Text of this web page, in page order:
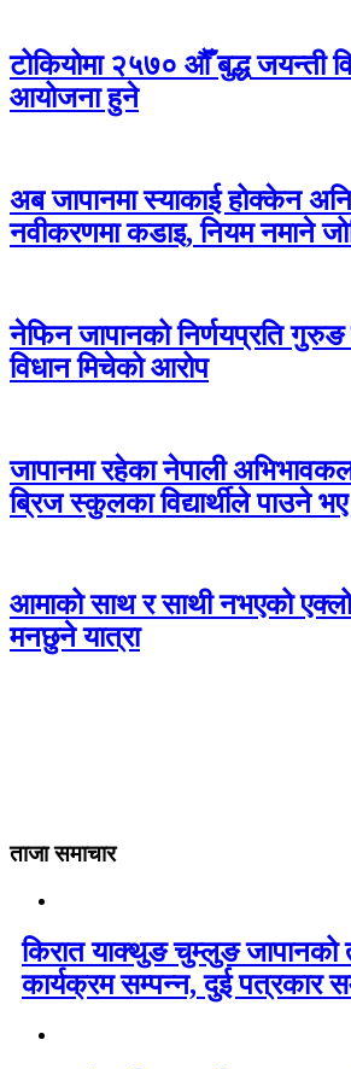
टोकियोमा २५७० औँ बुद्ध जयन्ती
आयोजना हुने
अब जापानमा स्याकाई होक्केन
नवीकरणमा कडाइ, नियम नमाने
नेफिन जापानको निर्णयप्रति
विधान मिचेको आरोप
जापानमा रहेका नेपाली
ब्रिज स्कुलका विद्यार्थीले पाउने
आमाको साथ र साथी नभएको एक्लो
मनछुने यात्रा
ताजा समाचार
किरात याक्थुङ चुम्लुङ जापानको
कार्यक्रम सम्पन्न, दुई पत्रकार